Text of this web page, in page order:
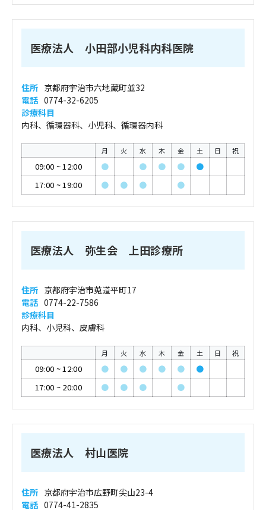
医療法人 小田部小児科内科医院
住所 京都府宇治市六地蔵町並32
電話 0774-32-6205
診療科目
内科、循環器科、小児科、循環器内科
月 火 水 木 金 土 日 祝
09:00 ~12:00 ● ● ● ●
●
17:00 ~19:00 ● ● ● ●
医療法人 弥生会 上田診療所
住所 京都府宇治市莵道平町17
電話 0774-22-7586
診療科目
内科、小児科、皮膚科
月 火 水 木 金 土 日 祝
09:00 ~12:00 ● ● ● ● ●
●
17:00 ~ 20:00 ● ● ● ●
医療法人 村山医院
住所 京都府宇治市広野町尖山23-4
電話 0774-41-2835